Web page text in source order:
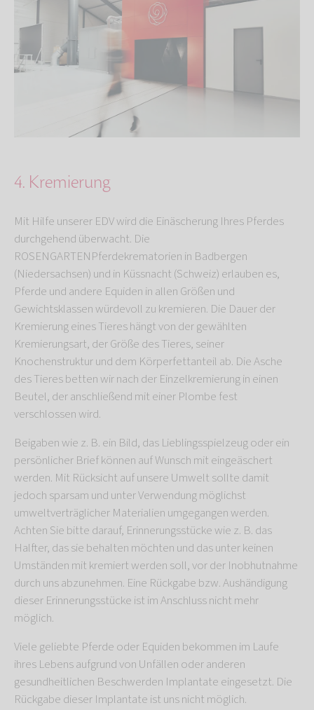
4. Kremierung
Mit Hilfe unserer EDV wird die Einäscherung Ihres Pferdes
durchgehend überwacht. Die
ROSENGARTENPferdekrematorien in Badbergen
(Niedersachsen) und in Küssnacht (Schweiz) erlauben es,
Pferde und andere Equiden in allen Größen und
Gewichtsklassen würdevoll zu kremieren. Die Dauer der
Kremierung eines Tieres hängt von der gewählten
Kremierungsart, der Größe des Tieres, seiner
Knochenstruktur und dem Körperfettanteil ab. Die Asche
des Tieres betten wir nach der Einzelkremierung in einen
Beutel, der anschließend mit einer Plombe fest
verschlossen wird.
Beigaben wie z. B. ein Bild, das Lieblingsspielzeug oder ein
persönlicher Brief können auf Wunsch mit eingeäschert
werden. Mit Rücksicht auf unsere Umwelt sollte damit
jedoch sparsam und unter Verwendung möglichst
umweltverträglicher Materialien umgegangen werden.
Achten Sie bitte darauf, Erinnerungsstücke wie z. B. das
Halfter, das sie behalten möchten und das unter keinen
Umständen mit kremiert werden soll, vor der Inobhutnahme
durch uns abzunehmen. Eine Rückgabe bzw. Aushändigung
dieser Erinnerungsstücke ist im Anschluss nicht mehr
möglich.
Viele geliebte Pferde oder Equiden bekommen im Laufe
ihres Lebens aufgrund von Unfällen oder anderen
gesundheitlichen Beschwerden Implantate eingesetzt. Die
Rückgabe dieser Implantate ist uns nicht möglich.